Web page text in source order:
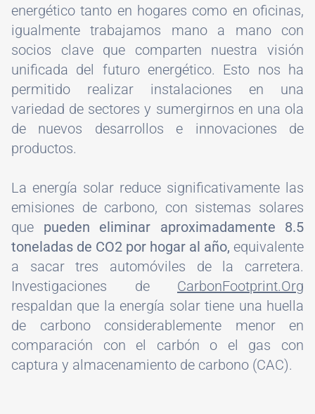
energético tanto en hogares como en oficinas,
igualmente trabajamos mano a mano con
socios clave que comparten nuestra visión
unificada del futuro energético. Esto nos ha
permitido realizar instalaciones en una
variedad de sectores y sumergirnos en una ola
de nuevos desarrollos e innovaciones de
productos.
La energía solar reduce significativamente las
emisiones de carbono, con sistemas solares
que pueden eliminar aproximadamente 8.5
toneladas de CO2 por hogar al año, equivalente
a sacar tres automóviles de la carretera.
Investigaciones de CarbonFootprint.Org
respaldan que la energía solar tiene una huella
de carbono considerablemente menor en
comparación con el carbón o el gas con
captura y almacenamiento de carbono (CAC).